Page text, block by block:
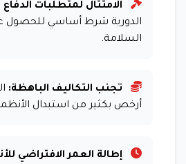
الامتثال لمتطلبات الدفاع
الدورية شرط أساسي
السلامة.
تجنب التكاليف الباهظة:
أرخص بكثير من استبدال
إطالة العمر الافتراضي